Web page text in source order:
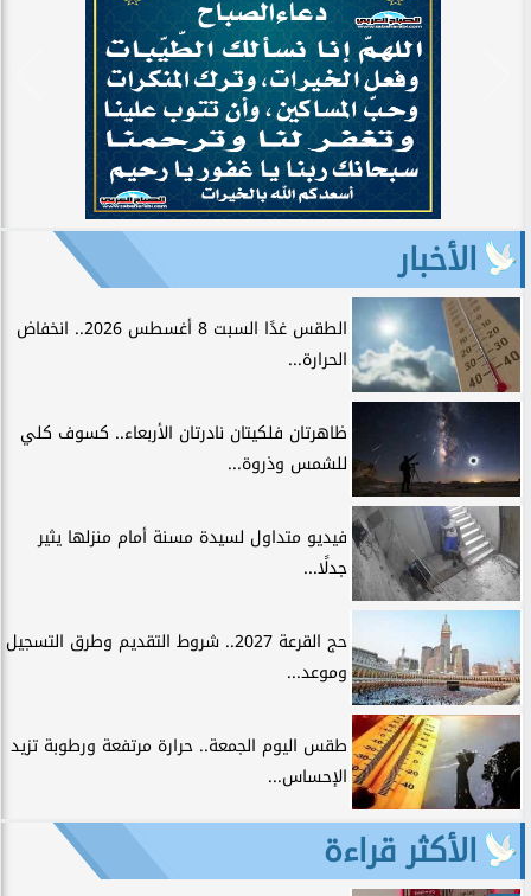
الأخبار
الطقس غدًا السبت 8 أغسطس 2026.. انخفاض
الحرارة...
ظاهرتان فلكيتان نادرتان الأربعاء.. كسوف كلي
للشمس وذروة...
فيديو متداول لسيدة مسنة أمام منزلها يثير
جدلًا...
حج القرعة 2027.. شروط التقديم وطرق التسجيل
وموعد...
طقس اليوم الجمعة.. حرارة مرتفعة ورطوبة تزيد
الإحساس...
الأكثر قراءة